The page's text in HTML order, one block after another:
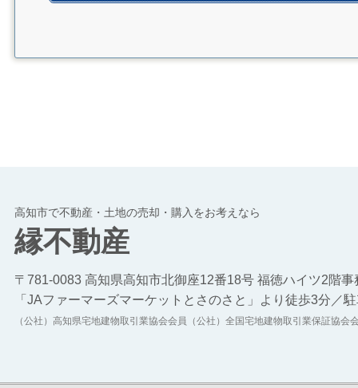
高知市で不動産・土地の売却・購入をお考えなら
縁不動産
〒781-0083 高知県高知市北御座12番18号 福徳ハイツ2階事
「JAファーマーズマーケットとさのさと」より徒歩3分／
（公社）高知県宅地建物取引業協会会員（公社）全国宅地建物取引業保証協